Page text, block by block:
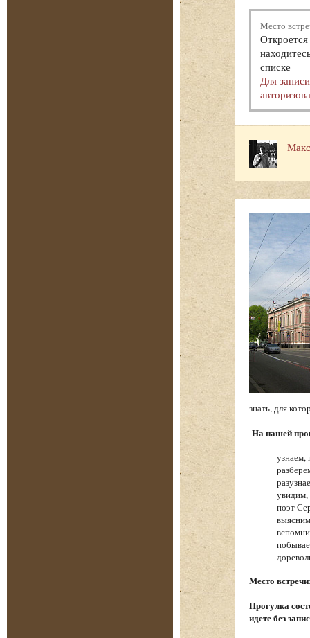
Место
списке
Для
знать, для
На нашей
узнаем,
увидим,
поэт
Место
Прогулка
идете без